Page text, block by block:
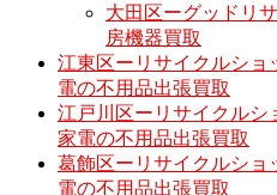
大田区ーグッドリ
房機器買取
江東区ーリサイクルショ
電の不用品出張買取
江戸川区ーリサイクルシ
家電の不用品出張買取
葛飾区ーリサイクルショ
電の不用品出張買取